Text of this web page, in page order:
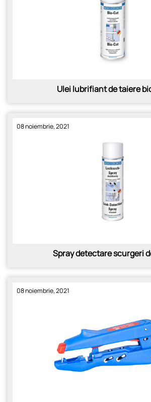
Ulei lubrifiant de taiere
08 noiembrie, 2021
Spray detectare scurgeri
08 noiembrie, 2021